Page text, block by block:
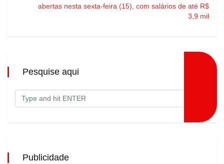
abertas nesta sexta-feira (15), com salários de até R$
3,9 mil
Pesquise aqui
Publicidade